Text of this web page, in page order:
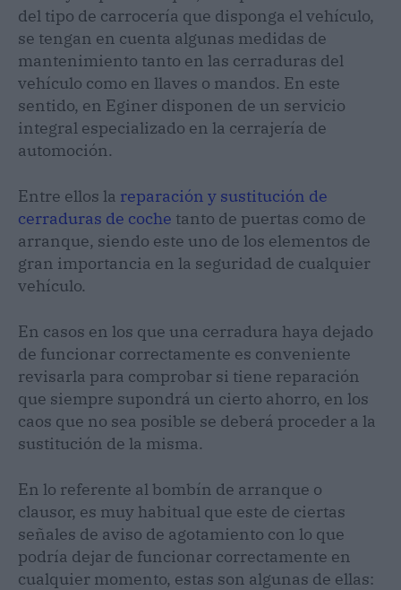
del tipo de carrocería que disponga el vehículo,
se tengan en cuenta algunas medidas de
mantenimiento tanto en las cerraduras del
vehículo como en llaves o mandos. En este
sentido, en Eginer disponen de un servicio
integral especializado en la cerrajería de
automoción.
Entre ellos la reparación y sustitución de
cerraduras de coche tanto de puertas como de
arranque, siendo este uno de los elementos de
gran importancia en la seguridad de cualquier
vehículo.
En casos en los que una cerradura haya dejado
de funcionar correctamente es conveniente
revisarla para comprobar si tiene reparación
que siempre supondrá un cierto ahorro, en los
caos que no sea posible se deberá proceder a la
sustitución de la misma.
En lo referente al bombín de arranque o
clausor, es muy habitual que este de ciertas
señales de aviso de agotamiento con lo que
podría dejar de funcionar correctamente en
cualquier momento, estas son algunas de ellas: